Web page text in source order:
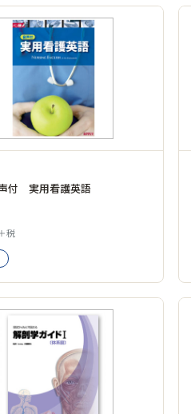
付 実用看護英語
税